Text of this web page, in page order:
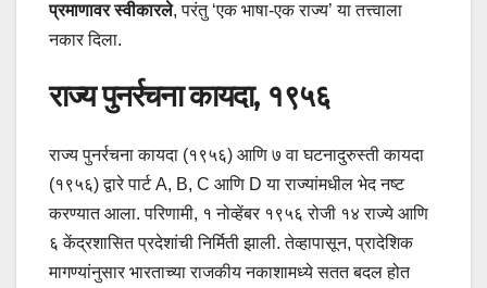
प्रमाणावर स्वीकारले, परंतु ‘एक भाषा-एक राज्य’ या तत्त्वाला
नकार दिला.
राज्य पुनर्रचना कायदा, १९५६
राज्य पुनर्रचना कायदा (१९५६) आणि ७ वा घटनादुरुस्ती कायदा
(१९५६) द्वारे पार्ट A, B, C आणि D या राज्यांमधील भेद नष्ट
करण्यात आला. परिणामी, १ नोव्हेंबर १९५६ रोजी १४ राज्ये आणि
६ केंद्रशासित प्रदेशांची निर्मिती झाली. तेव्हापासून, प्रादेशिक
मागण्यांनुसार भारताच्या राजकीय नकाशामध्ये सतत बदल होत